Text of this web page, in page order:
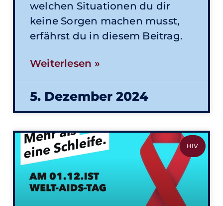
welchen Situationen du dir
keine Sorgen machen musst,
erfährst du in diesem Beitrag.
Weiterlesen »
5. Dezember 2024
HIV